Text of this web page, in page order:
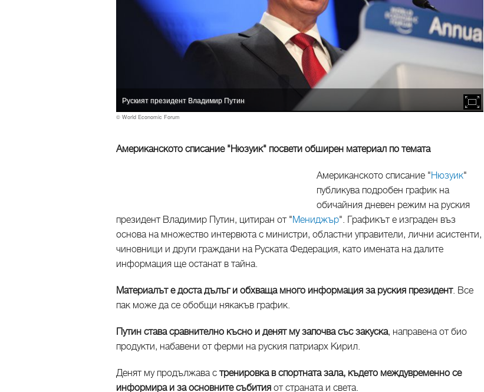
Руският президент Владимир Путин
© World Economic Forum
Американското списание "Нюзуик" посвети обширен материал по темата
Американското списание "Нюзуик"
публикува подробен график на
обичайния дневен режим на руския
президент Владимир Путин, цитиран от "Мениджър". Графикът е изграден въз
основа на множество интервюта с министри, областни управители, лични асистенти,
чиновници и други граждани на Руската Федерация, като имената на далите
информация ще останат в тайна.
Материалът е доста дълъг и обхваща много информация за руския президент. Все
пак може да се обобщи някакъв график.
Путин става сравнително късно и денят му започва със закуска, направена от био
продукти, набавени от ферми на руския патриарх Кирил.
Денят му продължава с тренировка в спортната зала, където междувременно се
информира и за основните събития от страната и света.